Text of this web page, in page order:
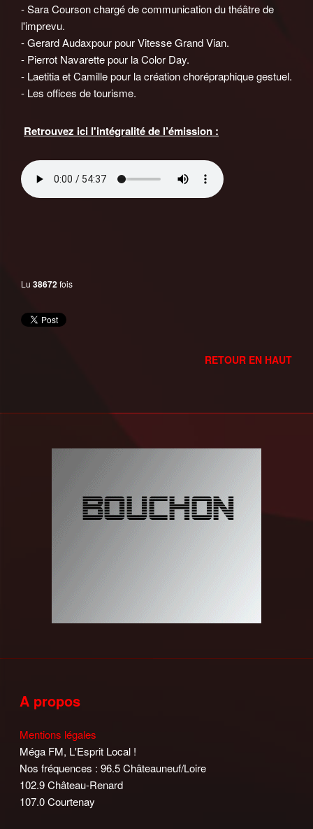
- Sara Courson chargé de communication du théâtre de
l'imprevu.
- Gerard Audaxpour pour Vitesse Grand Vian.
- Pierrot Navarette pour la Color Day.
- Laetitia et Camille pour la création chorépraphique gestuel.
- Les offices de tourisme.
Retrouvez ici l'intégralité de l’émission :
Lu 38672fois
RETOUR EN HAUT
A propos
Mentions légales
Méga FM, L'Esprit Local !
Nos fréquences : 96.5 Châteauneuf/Loire
102.9 Château-Renard
107.0 Courtenay